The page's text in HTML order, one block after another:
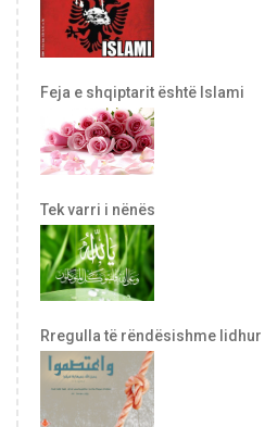
Feja e shqiptarit është Islami
Tek varri i nënës
Rregulla të rëndësishme lidhur